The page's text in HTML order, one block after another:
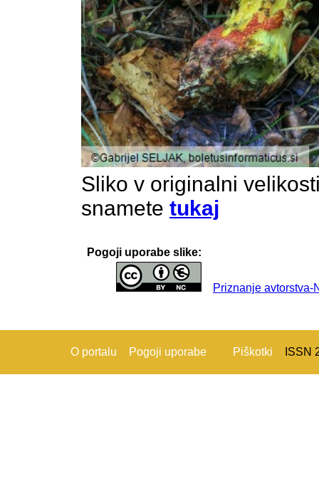
Sliko v originalni
snamete tukaj
Pogoji uporabe slike:
Priznanje avtorstva-
O portalu Pogoji uporabe Piškotki ISSN